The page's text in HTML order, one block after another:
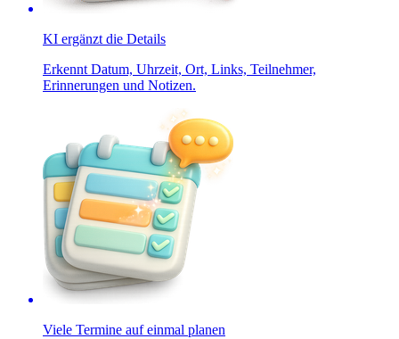
KI ergänzt die Details
Erkennt Datum, Uhrzeit, Ort, Links, Teilnehmer,
Erinnerungen und Notizen.
Viele Termine auf einmal planen